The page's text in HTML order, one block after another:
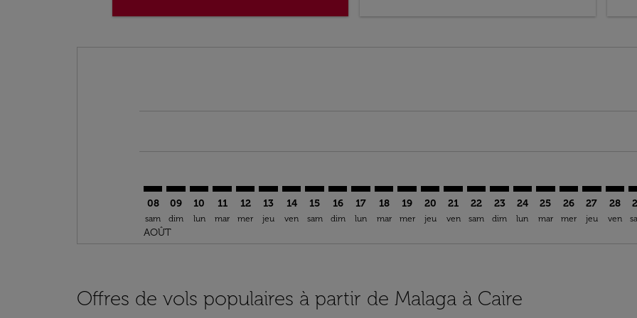
08
sam
AOÛT
09
dim
10
lun
11
mar
12
mer
13
jeu
14
ven
15
sam
16
dim
17
lun
18
mar
AGP–CAI: cmp-view-offers-disclaimer.
19
mer
AGP–CAI: cmp-view-offers-disclaimer.
20
jeu
AGP–CAI: cmp-view-offers-
21
ven
AGP–CAI: cmp-view-offers-
22
sam
AGP–CAI: cmp-view-
23
dim
AGP–CAI: cmp-view-
24
lun
AGP–CAI: cmp-
25
mar
AGP–CAI:
26
mer
27
jeu
28
ven
Offres de vols populaires à partir de Malaga à Caire